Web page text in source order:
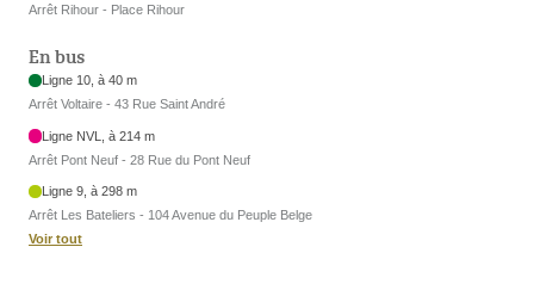
Arrêt Rihour - Place Rihour
En bus
Ligne 10, à 40 m
Arrêt Voltaire - 43 Rue Saint André
Ligne NVL, à 214 m
Arrêt Pont Neuf - 28 Rue du Pont Neuf
Ligne 9, à 298 m
Arrêt Les Bateliers - 104 Avenue du Peuple Belge
Voir tout